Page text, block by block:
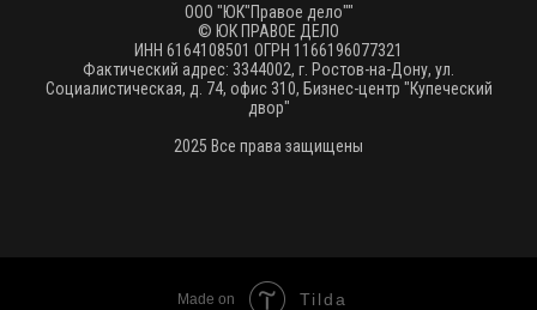
ООО "ЮК"Правое дело""
© ЮК ПРАВОЕ ДЕЛО
ИНН 6164108501 ОГРН 1166196077321
Фактический адрес: 3344002, г. Ростов-на-Дону, ул.
Социалистическая, д. 74, офис 310, Бизнес-центр "Купеческий
двор"
2025 Все права защищены
Made on Tilda